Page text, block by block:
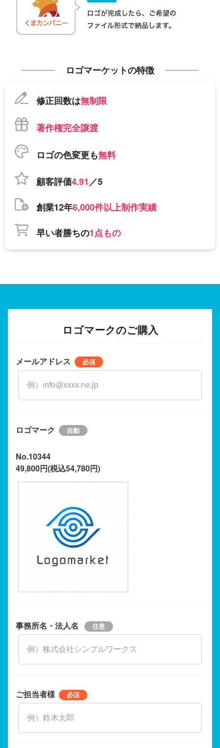
ロゴマーケットの特徴
修正回数は無制限
著作権完全譲渡
ロゴの色変更も無料
顧客評価4.91／5
創業12年6,000件以上制作実績
早い者勝ちの1点もの
ロゴマークのご購入
メールアドレス
ロゴマーク
No.10344
49,800円(税込54,780円)
事務所名・法人名
ご担当者様